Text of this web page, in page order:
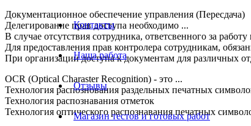
Контакты
Наша работа
Отзывы
Магазин тестов и готовых работ
Документационное обеспечение управления (Пересдача)
Делегирование прав доступа необходимо ...
В случае отсутствия сотрудника, ответсвенного за
Для предоставления прав контролера сотрудникам,
При организации доступа к документам для различных
OCR (Optical Charaster Recognition) - это ...
Технология распознования раздельных печатных
Технология распознавания отметок
Технология оптического распознавания печатных